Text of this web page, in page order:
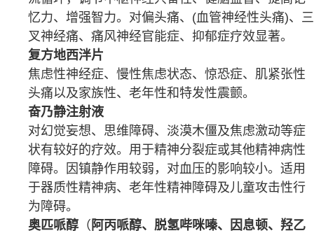
忆力、增强智力。对偏头痛、(血管神经性头痛)、 三
叉神经痛、 痛风神经官能症、 抑郁症疗效显著。
复方地西泮片
焦虑性神经症、慢性焦虑状态、 惊恐症、 肌紧张性
头痛以及家族性、老年性和特发性震颤。
奋乃静注射液
对幻觉妄想、 思维障碍、淡漠木僵及焦虑激动等症
状有较好的疗效。用于精神分裂症或其他精神病性
障碍。因镇静作用较弱，对血压的影响较小。适用
于器质性精神病、老年性精神障碍及儿童攻击性行
为障碍。
奥匹哌醇 （ 阿丙哌醇、脱氢哔咪嗪、因息顿、羟乙